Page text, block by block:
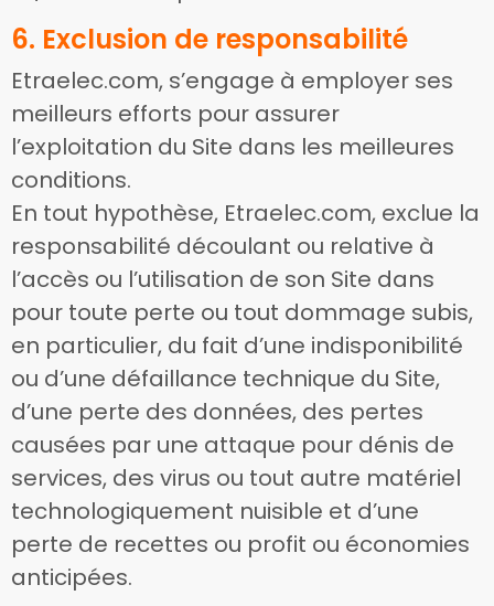
6. Exclusion de responsabilité
Etraelec.com, s’engage à employer ses
meilleurs efforts pour assurer
l’exploitation du Site dans les meilleures
conditions.
En tout hypothèse, Etraelec.com, exclue la
responsabilité découlant ou relative à
l’accès ou l’utilisation de son Site dans
pour toute perte ou tout dommage subis,
en particulier, du fait d’une indisponibilité
ou d’une défaillance technique du Site,
d’une perte des données, des pertes
causées par une attaque pour dénis de
services, des virus ou tout autre matériel
technologiquement nuisible et d’une
perte de recettes ou profit ou économies
anticipées.